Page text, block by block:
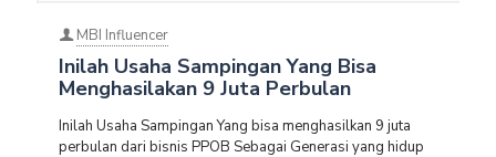
MBI Influencer
Inilah Usaha Sampingan Yang Bisa
Menghasilakan 9 Juta Perbulan
Inilah Usaha Sampingan Yang bisa menghasilkan 9 juta
perbulan dari bisnis PPOB Sebagai Generasi yang hidup